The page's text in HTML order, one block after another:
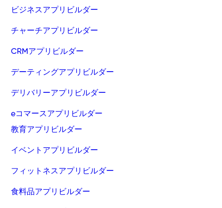
ビジネスアプリビルダー
チャーチアプリビルダー
CRMアプリビルダー
デーティングアプリビルダー
デリバリーアプリビルダー
eコマースアプリビルダー
教育アプリビルダー
イベントアプリビルダー
フィットネスアプリビルダー
食料品アプリビルダー